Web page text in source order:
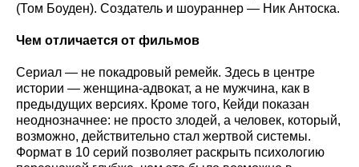
(Том Боуден). Создатель и шоураннер — Ник Антоска.
Чем отличается от фильмов
Сериал — не покадровый ремейк. Здесь в центре
истории — женщина-адвокат, а не мужчина, как в
предыдущих версиях. Кроме того, Кейди показан
неоднозначнее: не просто злодей, а человек, который,
возможно, действительно стал жертвой системы.
Формат в 10 серий позволяет раскрыть психологию